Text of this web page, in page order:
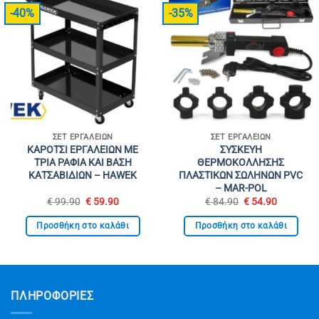
-40%
ΣΕΤ ΕΡΓΑΛΕΊΩΝ
ΚΑΡΟΤΣΙ ΕΡΓΑΛΕΙΩΝ ΜΕ
ΤΡΙΑ ΡΑΦΙΑ ΚΑΙ ΒΑΣΗ
ΚΑΤΣΑΒΙΔΙΩΝ – HAWEK
€99.90 Original
was:
€ 99.90.
€59.90Η
τιμή
είναι:
Προσθήκη στο καλάθι
-35%
ΣΕΤ ΕΡΓΑΛΕΊΩΝ
ΣΥΣΚΕΥΗ
ΘΕΡΜΟΚΟΛΛΗΣΗΣ
ΠΛΑΣΤΙΚΩΝ ΣΩΛΗΝΩΝ PVC
– MAR-POL
€84.90 Original
was:
€ 84.90.
€ 54.90Η
τιμή
είναι:
Προσθήκη στο καλάθι
ΠΛΗΡΟΦΟΡΙΕΣ